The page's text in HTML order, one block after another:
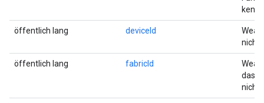
öffentlich lang deviceId
nicht
öffentlich lang fabricId
das
nicht